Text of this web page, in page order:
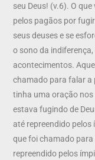
seu Deus! (v.6). O
pelos pagãos por
seus deuses e se
o sono da
acontecimentos.
chamado para falar a
tinha uma oração
estava fugindo de
até repreendido pelos
que foi chamado
repreendido pelos